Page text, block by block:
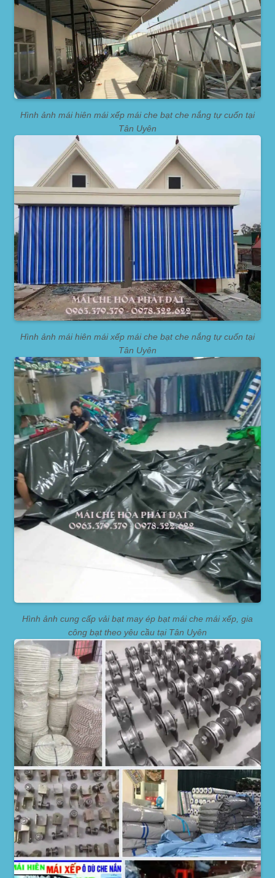
Hình ảnh mái hiên mái xếp mái che bạt che nắng tự cuốn tại
Tân Uyên
Hình ảnh mái hiên mái xếp mái che bạt che nắng tự cuốn tại
Tân Uyên
Hình ảnh cung cấp vải bạt may ép bạt mái che mái xếp, gia
công bạt theo yêu cầu tại Tân Uyên